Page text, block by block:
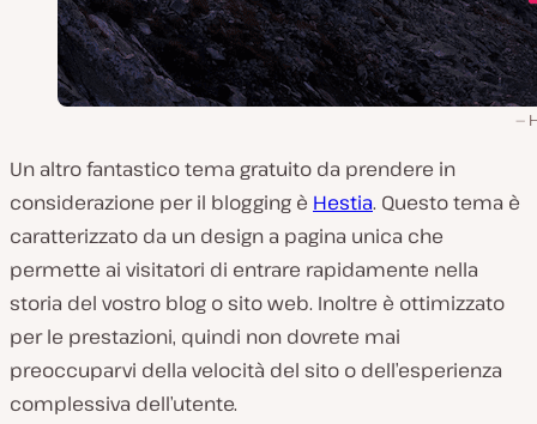
Un altro fantastico tema gratuito da prendere in
considerazione per il blogging è Hestia. Questo tema è
caratterizzato da un design a pagina unica che
permette ai visitatori di entrare rapidamente nella
storia del vostro blog o sito web. Inoltre è ottimizzato
per le prestazioni, quindi non dovrete mai
preoccuparvi della velocità del sito o dell’esperienza
complessiva dell’utente.